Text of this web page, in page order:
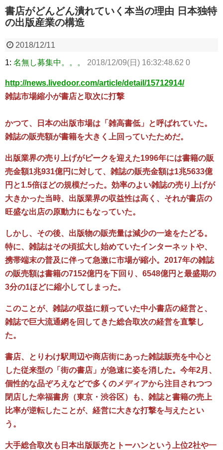
書店がどんどん潰れていく本当の理由 日本独特
の出版産業の構造
2018/12/11
1: 名無し募集中。。。 2018/12/09(日) 16:32:48.62 0
http://news.livedoor.com/article/detail/15712914/
雑誌市場縮小が書店と取次に打撃
かつて、日本の出版市場は「雑高書低」と呼ばれていた。
雑誌の販売額が書籍を大きく上回っていたためだ。
出版業界の売り上げがピークを迎えた1996年には書籍の販
売金額1兆931億円に対して、雑誌の販売金額は1兆5633億
円と1.5倍ほどの規模だった。効率のよい雑誌の売り上げが
大きかった当時、出版業界の収益性は高く、それが書店の
旺盛な出店の原動力にもなっていた。
しかし、その後、出版物の販売量は減少の一途をたどる。
特に、雑誌はその頃拡大し始めていたインターネットや、
携帯端末の普及に伴って急激に市場が縮小。2017年の雑誌
の販売額は書籍の7152億円を下回り、6548億円と最盛期の
3分の1ほどに縮小してしまった。
このことが、雑誌の収益に頼っていた中小書店の経営と、
雑誌で巨大流通網を回してきた総合取次の経営を直撃し
た。
書店、とりわけ駅周辺や商店街にあった雑誌販売を中心と
した従来型の「街の書店」が急速に姿を消した。今年2月、
個性的な品ぞろえなどで多くのメディアから注目されつつ
閉店した幸福書房（東京・渋谷区）も、雑誌と書籍の売上
比率が逆転したことが、経営に大きな打撃を与えたとい
う。
大手総合取次も日本出版販売とトーハンという上位2社や一